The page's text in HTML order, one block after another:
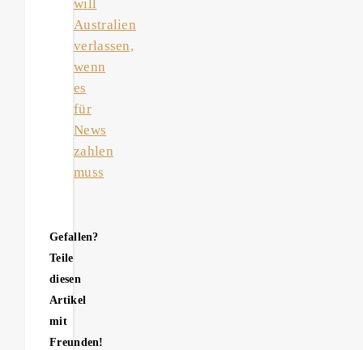
will
Australien
verlassen,
wenn
es
für
News
zahlen
muss
Gefallen?
Teile
diesen
Artikel
mit
Freunden!